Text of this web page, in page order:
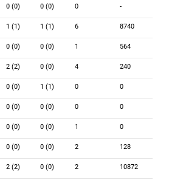
0 (0) 0 (0) 0 -
1 (1) 1 (1) 6 8740
0 (0) 0 (0) 1 564
2 (2) 0 (0) 4 240
0 (0) 1 (1) 0 0
0 (0) 0 (0) 0 0
0 (0) 0 (0) 1 0
0 (0) 0 (0) 2 128
2 (2) 0 (0) 2 10872